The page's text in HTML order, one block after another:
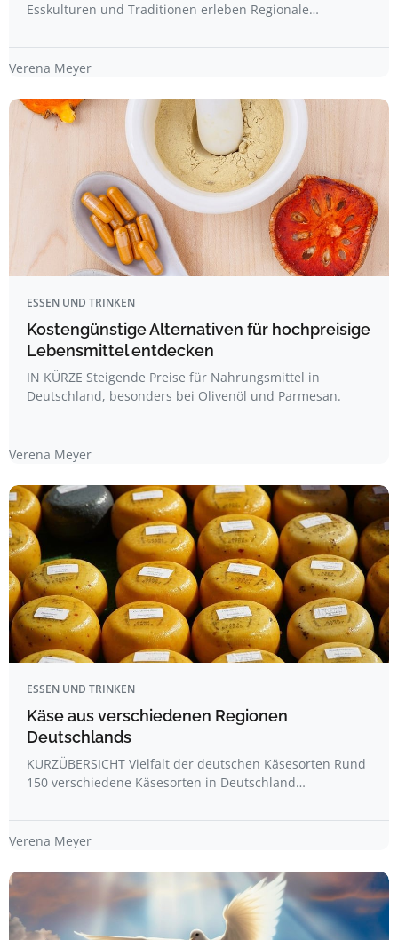
Esskulturen und Traditionen erleben Regionale…
Verena Meyer
ESSEN UND TRINKEN
Kostengünstige Alternativen für hochpreisige
Lebensmittel entdecken
IN KÜRZE Steigende Preise für Nahrungsmittel in
Deutschland, besonders bei Olivenöl und Parmesan.
Verena Meyer
ESSEN UND TRINKEN
Käse aus verschiedenen Regionen
Deutschlands
KURZÜBERSICHT Vielfalt der deutschen Käsesorten Rund
150 verschiedene Käsesorten in Deutschland…
Verena Meyer